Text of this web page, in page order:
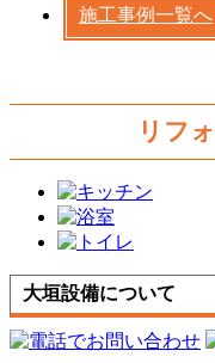
施工事例一覧へ
リフ
大垣設備について